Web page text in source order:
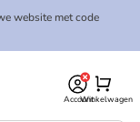
website met code
AccountWinkelwagen
shopping_cart